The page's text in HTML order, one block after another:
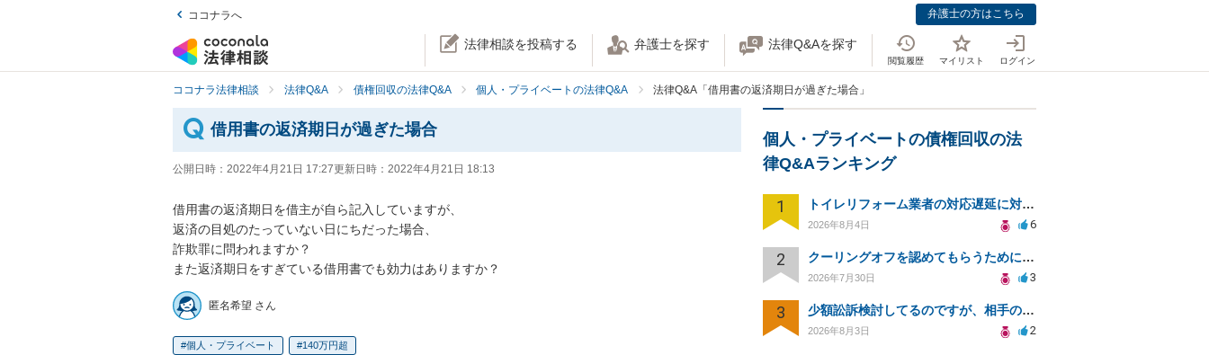
ココナラへ 弁護士の方はこちら
法律相談を投稿する 弁護士を探す 法律Q&Aを探す
閲覧履歴 マイリスト ログイン
ココナラ法律相談 法律Q&A 債権回収の法律Q&A 個人・プライベートの法律Q&A 法律Q&A「借用書の返済期日が過ぎた場合」
借用書の返済期日が過ぎた場合
公開日時： 2022年4月21日 17:27更新日時： 2022年4月21日 18:13
借用書の返済期日を借主が自ら記入していますが、
返済の目処のたっていない日にちだった場合、
詐欺罪に問われますか？
また返済期日をすぎている借用書でも効力はありますか？
匿名希望 さん
個人・プライベート 140万円超
個人・プライベートの債権回収の法
律Q&Aランキング
1 トイレリフォーム業者の対応遅延に対する法的措置相談
2026年8月4日 6
2 クーリングオフを認めてもらうために少額訴訟できるのでしょうか。
2026年7月30日 3
3 少額訟訴検討してるのですが、相手の住所がわからない
2026年8月3日 2